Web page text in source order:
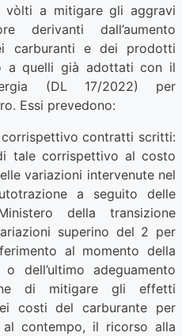
vòlti a mitigare gli aggravi
derivanti dall’aumento
carburanti e dei prodotti
a quelli già adottati con il
(DL 17/2022) per
Essi prevedono:
contratti scritti:
tale corrispettivo al costo
variazioni intervenute nel
a seguito delle
della transizione
superino del 2 per
al momento della
dell’ultimo adeguamento
di mitigare gli effetti
costi del carburante per
al contempo, il ricorso alla